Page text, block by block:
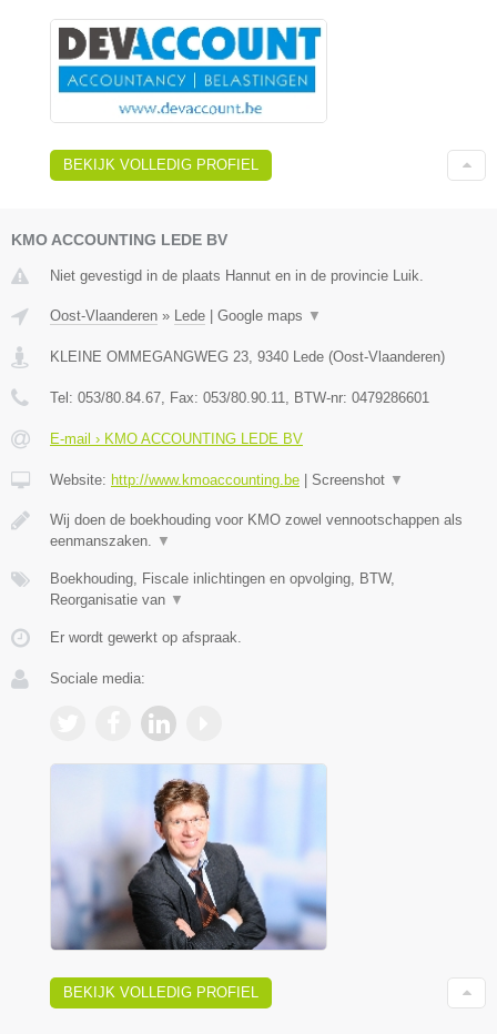
BEKIJK VOLLEDIG PROFIEL
KMO ACCOUNTING LEDE BV
Niet gevestigd in de plaats Hannut en in de provincie Luik.
Oost-Vlaanderen » Lede Google maps ▼
KLEINE OMMEGANGWEG 23, 9340 Lede (Oost-Vlaanderen)
Tel: 053/80.84.67, Fax: 053/80.90.11, BTW-nr: 0479286601
E-mail › KMO ACCOUNTING LEDE BV
Website: http://www.kmoaccounting.be Screenshot ▼
Wij doen de boekhouding voor KMO zowel vennootschappen als
eenmanszaken. ▼
Boekhouding, Fiscale inlichtingen en opvolging, BTW,
Reorganisatie van ▼
Er wordt gewerkt op afspraak.
Sociale media:
BEKIJK VOLLEDIG PROFIEL